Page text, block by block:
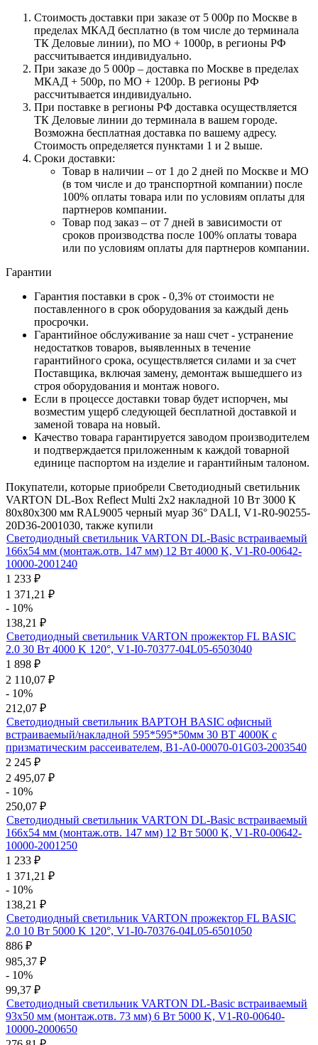
Стоимость доставки при заказе от 5 000р по Москве в
пределах МКАД бесплатно (в том числе до терминала
ТК Деловые линии), по МО + 1000р, в регионы РФ
рассчитывается индивидуально.
При заказе до 5 000р – доставка по Москве в пределах
МКАД + 500р, по МО + 1200р. В регионы РФ
рассчитывается индивидуально.
При поставке в регионы РФ доставка осуществляется
ТК Деловые линии до терминала в вашем городе.
Возможна бесплатная доставка по вашему адресу.
Стоимость определяется пунктами 1 и 2 выше.
Сроки доставки:
Товар в наличии – от 1 до 2 дней по Москве и МО
(в том числе и до транспортной компании) после
100% оплаты товара или по условиям оплаты для
партнеров компании.
Товар под заказ – от 7 дней в зависимости от
сроков производства после 100% оплаты товара
или по условиям оплаты для партнеров компании.
Гарантии
Гарантия поставки в срок - 0,3% от стоимости не
поставленного в срок оборудования за каждый день
просрочки.
Гарантийное обслуживание за наш счет - устранение
недостатков товаров, выявленных в течение
гарантийного срока, осуществляется силами и за счет
Поставщика, включая замену, демонтаж вышедшего из
строя оборудования и монтаж нового.
Если в процессе доставки товар будет испорчен, мы
возместим ущерб следующей бесплатной доставкой и
заменой товара на новый.
Качество товара гарантируется заводом производителем
и подтверждается приложенным к каждой товарной
единице паспортом на изделие и гарантийным талоном.
Покупатели, которые приобрели Светодиодный светильник
VARTON DL-Box Reflect Multi 2x2 накладной 10 Вт 3000 К
80х80х300 мм RAL9005 черный муар 36° DALI, V1-R0-90255-
20D36-2001030, также купили
Светодиодный светильник VARTON DL-Basic встраиваемый
166х54 мм (монтаж.отв. 147 мм) 12 Вт 4000 K, V1-R0-00642-
10000-2001240
1 233 ₽
1 371,21 ₽
- 10%
138,21 ₽
Светодиодный светильник VARTON прожектор FL BASIC
2.0 30 Вт 4000 K 120°, V1-I0-70377-04L05-6503040
1 898 ₽
2 110,07 ₽
- 10%
212,07 ₽
Светодиодный светильник ВАРТОН BASIC офисный
встраиваемый/накладной 595*595*50мм 30 ВТ 4000К с
призматическим рассеивателем, B1-A0-00070-01G03-2003540
2 245 ₽
2 495,07 ₽
- 10%
250,07 ₽
Светодиодный светильник VARTON DL-Basic встраиваемый
166х54 мм (монтаж.отв. 147 мм) 12 Вт 5000 K, V1-R0-00642-
10000-2001250
1 233 ₽
1 371,21 ₽
- 10%
138,21 ₽
Светодиодный светильник VARTON прожектор FL BASIC
2.0 10 Вт 5000 K 120°, V1-I0-70376-04L05-6501050
886 ₽
985,37 ₽
- 10%
99,37 ₽
Светодиодный светильник VARTON DL-Basic встраиваемый
93х50 мм (монтаж.отв. 73 мм) 6 Вт 5000 K, V1-R0-00640-
10000-2000650